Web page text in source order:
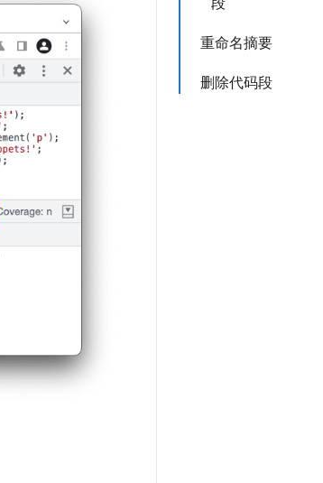
段
重命名摘要
删除代码段